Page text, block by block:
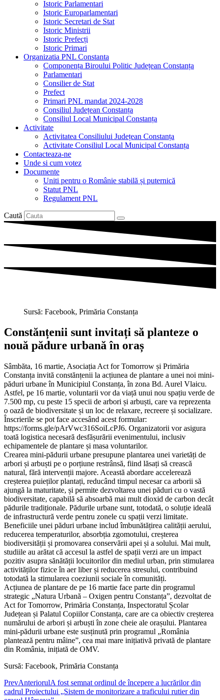
Istoric Parlamentari
Istoric Europarlamentari
Istoric Secretari de Stat
Istoric Ministrii
Istoric Prefecți
Istoric Primari
Organizatia PNL Constanta
Componența Biroului Politic Județean Constanța
Parlamentari
Consilier de Stat
Prefect
Primari PNL mandat 2024-2028
Consiliul Județean Constanța
Consiliul Local Municipal Constanța
Activitate
Activitatea Consiliului Județean Constanța
Activitate Consiliul Local Municipal Constanța
Contacteaza-ne
Unde si cum votez
Documente
Uniti pentru o Românie stabilă și puternică
Statut PNL
Regulament PNL
Caută
Sursă: Facebook, Primăria Constanța
Constănțenii sunt invitați să planteze o
nouă pădure urbană în oraș
Sâmbăta, 16 martie, Asociația Act for Tomorrow și Primăria
Constanța invită constănțenii la acțiunea de plantare a unei noi mini-
păduri urbane în Municipiul Constanța, în zona Bd. Aurel Vlaicu.
Astfel, pe 16 martie, voluntarii vor da viață unui nou spațiu verde de
7.500 mp, cu peste 15 specii de arbori și arbuști, care va reprezenta
o oază de biodiversitate și un loc de relaxare, recreere și socializare.
Înscrierile se pot face accesând acest formular:
https://forms.gle/pArVwc316SoiLcPJ6. Organizatorii vor asigura
toată logistica necesară desfășurării evenimentului, inclusiv
echipamentele de plantare și masa voluntarilor.
Crearea mini-pădurii urbane presupune plantarea unei varietăți de
arbori și arbuști pe o porțiune restrânsă, fiind lăsați să crească
natural, fără intervenții majore. Această abordare accelerează
creșterea puieților plantați, reducând timpul necesar ca arborii să
ajungă la maturitate, și permite dezvoltarea unei păduri cu o vastă
biodiversitate, capabilă să absoarbă mai mult dioxid de carbon decât
pădurile tradiționale. Pădurile urbane sunt, totodată, o soluție ideală
de infrastructură verde pentru zonele cu spații verzi limitate.
Beneficiile unei păduri urbane includ îmbunătățirea calității aerului,
reducerea temperaturilor, absorbția zgomotului, creșterea
biodiversității și promovarea conservării apei și a solului. Mai mult,
studiile au arătat că accesul la astfel de spații verzi are un impact
pozitiv asupra sănătății locuitorilor din mediul urban, prin stimularea
activităților fizice în aer liber și reducerea stresului, contribuind
totodată la stimularea coeziunii sociale în comunități.
Acțiunea de plantare de pe 16 martie face parte din programul
strategic „Natura Urbană – Oxigen pentru Constanța”, dezvoltat de
Act for Tomorrow, Primăria Constanța, Inspectoratul Școlar
Județean și Palatul Copiilor Constanța, care are ca obiectiv creșterea
numărului de arbori și arbuști în zone cheie ale orașului. Plantarea
mini-pădurii urbane este susținută prin programul „România
plantează pentru mâine”, cea mai mare inițiativă privată de plantare
din România, inițiată de OMV.
Sursă: Facebook, Primăria Constanța
PrevAnteriorulA fost semnat ordinul de începere a lucrărilor din
cadrul Proiectului „Sistem de monitorizare a traficului rutier din